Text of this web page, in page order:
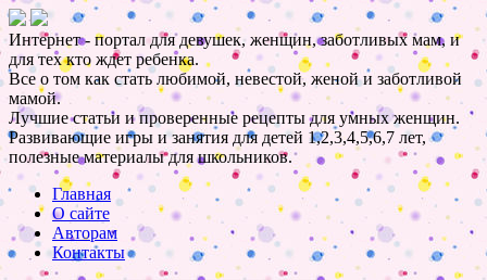
Интернет - портал для девушек, женщин, заботливых мам, и
для тех кто ждет ребенка.
Все о том как стать любимой, невестой, женой и заботливой
мамой.
Лучшие статьи и проверенные рецепты для умных женщин.
Развивающие игры и занятия для детей 1,2,3,4,5,6,7 лет,
полезные материалы для школьников.
Главная
О сайте
Авторам
Контакты